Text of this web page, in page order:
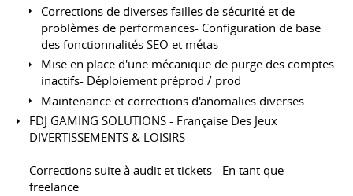
Corrections de diverses failles de sécurité et de
problèmes de performances- Configuration de base
des fonctionnalités SEO et métas
Mise en place d'une mécanique de purge des comptes
inactifs- Déploiement préprod / prod
Maintenance et corrections d'anomalies diverses
FDJ GAMING SOLUTIONS - Française Des Jeux
DIVERTISSEMENTS & LOISIRS
Corrections suite à audit et tickets - En tant que
freelance